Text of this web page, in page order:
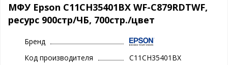
МФУ Epson C11CH35401BX WF-C879RDTWF,
ресурс 900стр/ЧБ, 700стр./цвет
Бренд
Код производителя
C11CH35401BX